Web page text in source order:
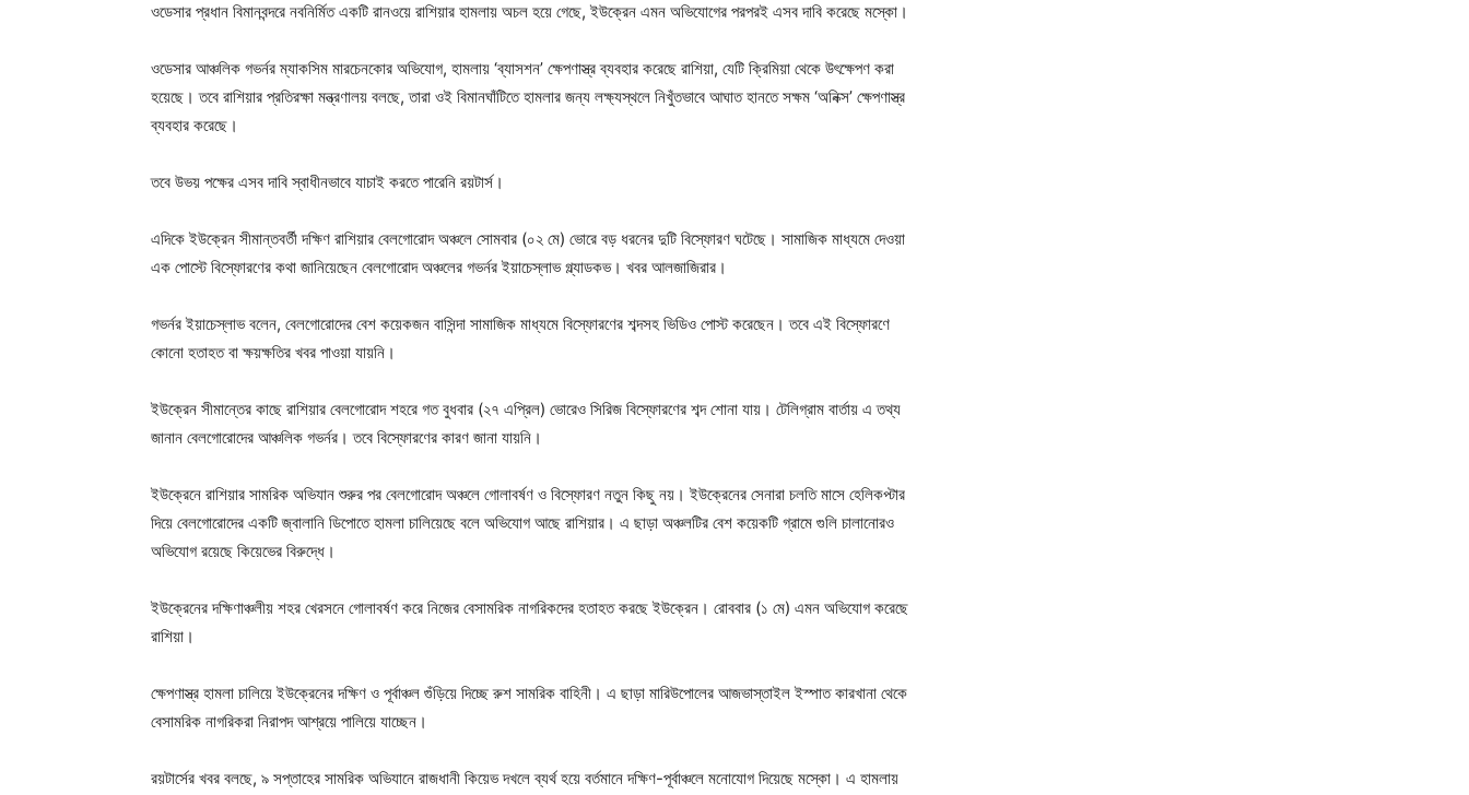
ওডেসার প্রধান বিমানবন্দরে নবনির্মিত একটি রানওয়ে রাশিয়ার হামলায় অচল হয়ে গেছে, ইউক্রেন এমন অভিযোগের পরপরই এসব দাবি করেছে মস্কো।
ওডেসার আঞ্চলিক গভর্নর ম্যাকসিম মারচেনকোর অভিযোগ, হামলায় ‘ব্যাসশন’ ক্ষেপণাস্ত্র ব্যবহার করেছে রাশিয়া, যেটি ক্রিমিয়া থেকে উৎক্ষেপণ করা
হয়েছে। তবে রাশিয়ার প্রতিরক্ষা মন্ত্রণালয় বলছে, তারা ওই বিমানঘাঁটিতে হামলার জন্য লক্ষ্যস্থলে নিখুঁতভাবে আঘাত হানতে সক্ষম ‘অনিক্স’ ক্ষেপণাস্ত্র
ব্যবহার করেছে।
তবে উভয় পক্ষের এসব দাবি স্বাধীনভাবে যাচাই করতে পারেনি রয়টার্স।
এদিকে ইউক্রেন সীমান্তবর্তী দক্ষিণ রাশিয়ার বেলগোরোদ অঞ্চলে সোমবার (০২ মে) ভোরে বড় ধরনের দুটি বিস্ফোরণ ঘটেছে। সামাজিক মাধ্যমে দেওয়া
এক পোস্টে বিস্ফোরণের কথা জানিয়েছেন বেলগোরোদ অঞ্চলের গভর্নর ইয়াচেস্লাভ গ্ল্যাডকভ। খবর আলজাজিরার।
গভর্নর ইয়াচেস্লাভ বলেন, বেলগোরোদের বেশ কয়েকজন বাসিন্দা সামাজিক মাধ্যমে বিস্ফোরণের শব্দসহ ভিডিও পোস্ট করেছেন। তবে এই বিস্ফোরণে
কোনো হতাহত বা ক্ষয়ক্ষতির খবর পাওয়া যায়নি।
ইউক্রেন সীমান্তের কাছে রাশিয়ার বেলগোরোদ শহরে গত বুধবার (২৭ এপ্রিল) ভোরেও সিরিজ বিস্ফোরণের শব্দ শোনা যায়। টেলিগ্রাম বার্তায় এ তথ্য
জানান বেলগোরোদের আঞ্চলিক গভর্নর। তবে বিস্ফোরণের কারণ জানা যায়নি।
ইউক্রেনে রাশিয়ার সামরিক অভিযান শুরুর পর বেলগোরোদ অঞ্চলে গোলাবর্ষণ ও বিস্ফোরণ নতুন কিছু নয়। ইউক্রেনের সেনারা চলতি মাসে হেলিকপ্টার
দিয়ে বেলগোরোদের একটি জ্বালানি ডিপোতে হামলা চালিয়েছে বলে অভিযোগ আছে রাশিয়ার। এ ছাড়া অঞ্চলটির বেশ কয়েকটি গ্রামে গুলি চালানোরও
অভিযোগ রয়েছে কিয়েভের বিরুদ্ধে।
ইউক্রেনের দক্ষিণাঞ্চলীয় শহর খেরসনে গোলাবর্ষণ করে নিজের বেসামরিক নাগরিকদের হতাহত করছে ইউক্রেন। রোববার (১ মে) এমন অভিযোগ করেছে
রাশিয়া।
ক্ষেপণাস্ত্র হামলা চালিয়ে ইউক্রেনের দক্ষিণ ও পূর্বাঞ্চল গুঁড়িয়ে দিচ্ছে রুশ সামরিক বাহিনী। এ ছাড়া মারিউপোলের আজভাস্তাইল ইস্পাত কারখানা থেকে
বেসামরিক নাগরিকরা নিরাপদ আশ্রয়ে পালিয়ে যাচ্ছেন।
রয়টার্সের খবর বলছে, ৯ সপ্তাহের সামরিক অভিযানে রাজধানী কিয়েভ দখলে ব্যর্থ হয়ে বর্তমানে দক্ষিণ-পূর্বাঞ্চলে মনোযোগ দিয়েছে মস্কো। এ হামলায়